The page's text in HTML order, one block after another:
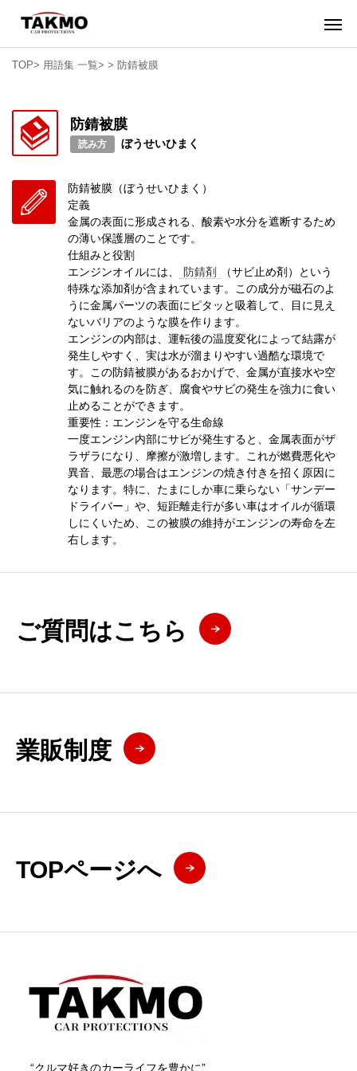
TOP> 用語集 一覧> > 防錆被膜
防錆被膜
読み方 ぼうせいひまく
防錆被膜（ぼうせいひまく）
定義
金属の表面に形成される、酸素や水分を遮断するため
の薄い保護層のことです。
仕組みと役割
エンジンオイルには、
防錆剤
（サビ止め剤）という
特殊な添加剤が含まれています。この成分が磁石のよ
うに金属パーツの表面にピタッと吸着して、目に見え
ないバリアのような膜を作ります。
エンジンの内部は、運転後の温度変化によって結露が
発生しやすく、実は水が溜まりやすい過酷な環境で
す。この防錆被膜があるおかげで、金属が直接水や空
気に触れるのを防ぎ、腐食やサビの発生を強力に食い
止めることができます。
重要性：エンジンを守る生命線
一度エンジン内部にサビが発生すると、金属表面がザ
ラザラになり、摩擦が激増します。これが燃費悪化や
異音、最悪の場合はエンジンの焼き付きを招く原因に
なります。特に、たまにしか車に乗らない「サンデー
ドライバー」や、短距離走行が多い車はオイルが循環
しにくいため、この被膜の維持がエンジンの寿命を左
右します。
ご質問はこちら
業販制度
TOPページへ
“クルマ好きのカーライフを豊かに”